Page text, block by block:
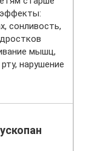
сонливость,
мышц,
нарушение